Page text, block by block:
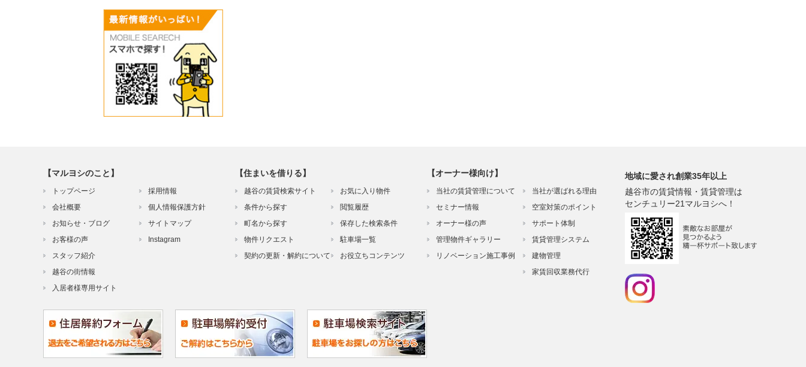
【マルヨシのこと】
トップページ
会社概要
お知らせ・ブログ
お客様の声
スタッフ紹介
越谷の街情報
入居者様専用サイト
採用情報
個人情報保護方針
サイトマップ
Instagram
【住まいを借りる】
越谷の賃貸検索サイト
条件から探す
町名から探す
物件リクエスト
契約の更新・解約について
お気に入り物件
閲覧履歴
保存した検索条件
駐車場一覧
お役立ちコンテンツ
【オーナー様向け】
当社の賃貸管理について
セミナー情報
オーナー様の声
管理物件ギャラリー
リノベーション施工事例
当社が選ばれる理由
空室対策のポイント
サポート体制
賃貸管理システム
建物管理
家賃回収業務代行
地域に愛され創業35年以上
越谷市の賃貸情報・賃貸管理は
センチュリー21マルヨシへ！